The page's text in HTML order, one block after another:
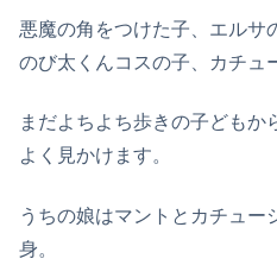
悪魔の角をつけた子、エルサ
のび太くんコスの子、カチュ
まだよちよち歩きの子どもか
よく見かけます。
うちの娘はマントとカチュー
身。